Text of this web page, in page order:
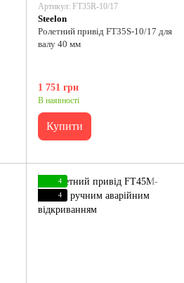
Артикул: FT35R-10/17
Steelon
Ролетний привід FT35S-10/17 для
валу 40 мм
1 751 грн
В наявності
Купити
4
4